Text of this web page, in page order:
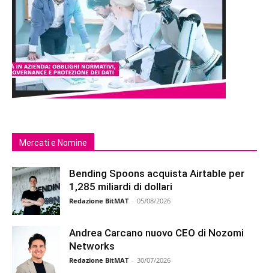
Mercati e Nomine
Bending Spoons acquista Airtable per
1,285 miliardi di dollari
Redazione BitMAT - 05/08/2026
Andrea Carcano nuovo CEO di Nozomi
Networks
Redazione BitMAT - 30/07/2026